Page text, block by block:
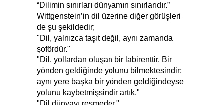
“Dilimin sınırları dünyamın sınırlarıdır.”
Wittgenstein’in dil üzerine diğer görüşleri
de şu şekildedir;
"Dil, yalnızca taşıt değil, aynı zamanda
şofördür."
"Dil, yollardan oluşan bir labirenttir. Bir
yönden geldiğinde yolunu bilmektesindir;
aynı yere başka bir yönden geldiğindeyse
yolunu kaybetmişsindir artık."
"Dil dünyayı resmeder."